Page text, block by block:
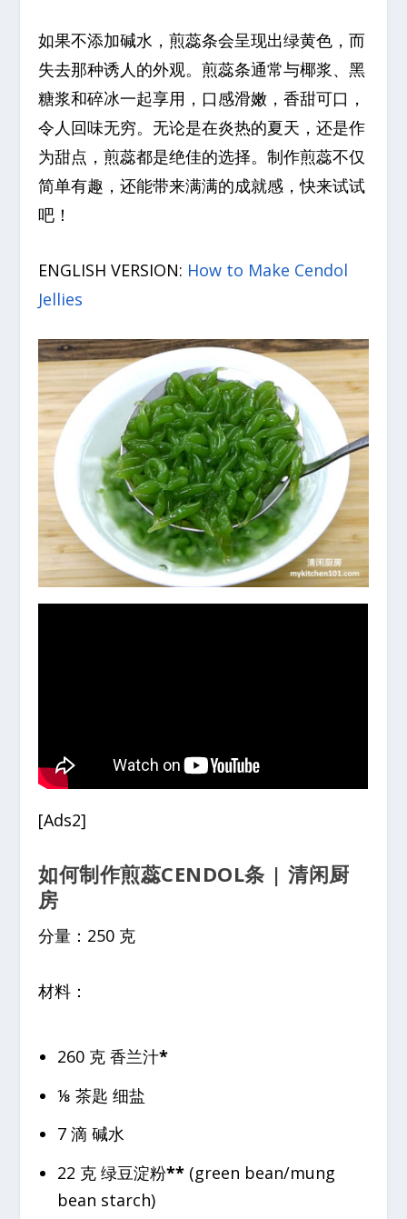
如果不添加碱水，煎蕊条会呈现出绿黄色，而
失去那种诱人的外观。煎蕊条通常与椰浆、黑
糖浆和碎冰一起享用，口感滑嫩，香甜可口，
令人回味无穷。无论是在炎热的夏天，还是作
为甜点，煎蕊都是绝佳的选择。制作煎蕊不仅
简单有趣，还能带来满满的成就感，快来试试
吧！
ENGLISH VERSION: How to Make Cendol
Jellies
[Ads2]
如何制作煎蕊CENDOL条 | 清闲厨
房
分量：250 克
材料：
260 克 香兰汁*
⅛ 茶匙 细盐
7 滴 碱水
22 克 绿豆淀粉**(green bean/mung
bean starch)